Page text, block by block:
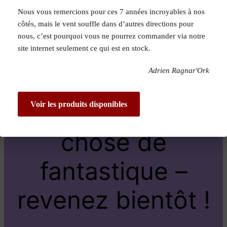
Pardon pour le
dérangement !
Nous travaillons
sur quelque
chose de
fantastique –
revenez bientôt !
Nous vous remercions pour ces 7 années incroyables à nos
côtés, mais le vent souffle dans d’autres directions pour
nous, c’est pourquoi vous ne pourrez commander via notre
site internet seulement ce qui est en stock.
Adrien Ragnar'Ork
Voir les produits disponibles